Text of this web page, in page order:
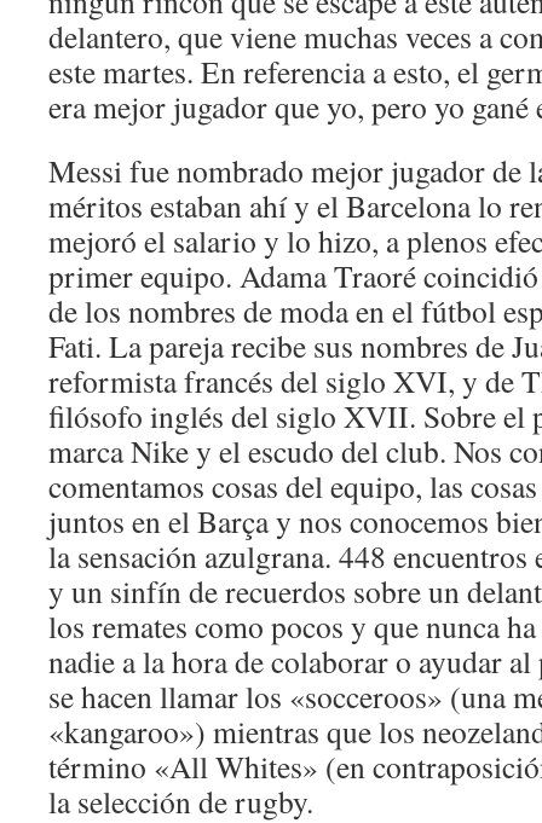
delantero, que viene muchas veces a
este martes. En referencia a esto, el
era mejor jugador que yo, pero yo
Messi fue nombrado mejor jugador de
méritos estaban ahí y el Barcelona lo
mejoró el salario y lo hizo, a plenos
primer equipo. Adama Traoré
de los nombres de moda en el fútbol
Fati. La pareja recibe sus nombres de
reformista francés del siglo XVI, y de
filósofo inglés del siglo XVII. Sobre el
marca Nike y el escudo del club. Nos
comentamos cosas del equipo, las
juntos en el Barça y nos conocemos
la sensación azulgrana. 448
y un sinfín de recuerdos sobre un
los remates como pocos y que nunca
nadie a la hora de colaborar o ayudar
se hacen llamar los «socceroos» (una
«kangaroo») mientras que los
término «All Whites» (en
la selección de rugby.